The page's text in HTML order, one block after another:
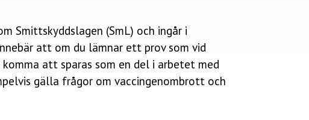
Smittskyddslagen (SmL) och ingår i
att om du lämnar ett prov som vid
att sparas som en del i arbetet med
gälla frågor om vaccingenombrott och